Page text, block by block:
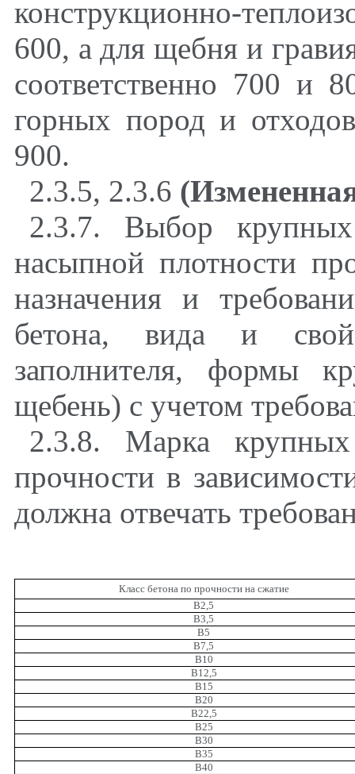
конструкционно-
600, а для щебня и
соответственно 700 и
горных пород и
900.
2.3.5, 2.3.6
2.3.7. Выбор
насыпной плотности
назначения и
бетона, вида и
заполнителя, формы
щебень) с учетом
2.3.8. Марка
прочности в
должна отвечать
Класс бетона по прочности на сжатие
В2 5
В3 5
В5
В7,5
В10
В12 5
В15
В20
В22 5
В25
В30
В35
В40